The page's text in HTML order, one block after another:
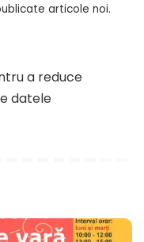
articole noi.
a reduce
datele